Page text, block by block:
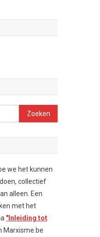
Zoeken
naar:
we het kunnen
collectief
alleen. Een
met het
"Inleiding tot
Marxisme.be